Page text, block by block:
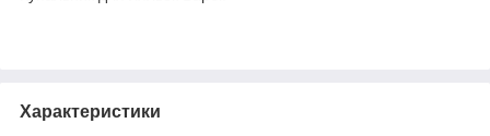
Характеристики